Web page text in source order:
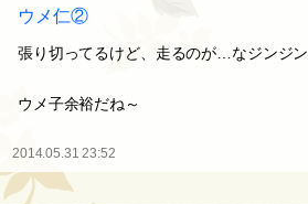
ウメ仁②
張り切ってるけど、走るのが…なジンジン
ウメ子余裕だね～
2014.05.31 23:52